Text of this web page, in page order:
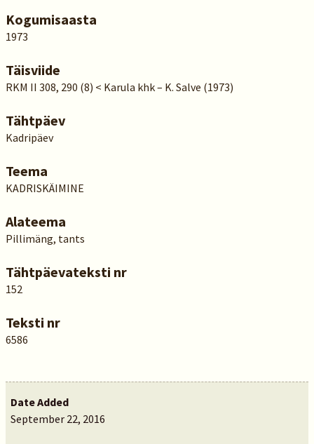
Kogumisaasta
1973
Täisviide
RKM II 308, 290 (8) < Karula khk – K. Salve (1973)
Tähtpäev
Kadripäev
Teema
KADRISKÄIMINE
Alateema
Pillimäng, tants
Tähtpäevateksti nr
152
Teksti nr
6586
Date Added
September 22, 2016